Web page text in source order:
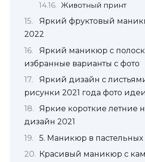
Животный принт
Яркий фруктовый
2022
Яркий маникюр с
избранные варианты с фото
Яркий дизайн с
рисунки 2021 года фото идеи
Яркие короткие летние
дизайн 2021
5. Маникюр в пастельных
Красивый маникюр с